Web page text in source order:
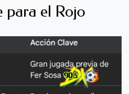
para el Rojo